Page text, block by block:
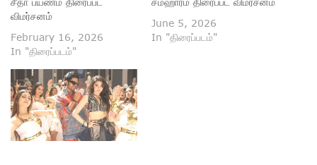
விமர்சனம்
February 16, 2026
In "திரைப்படம்"
June 5, 2026
In "திரைப்படம்"